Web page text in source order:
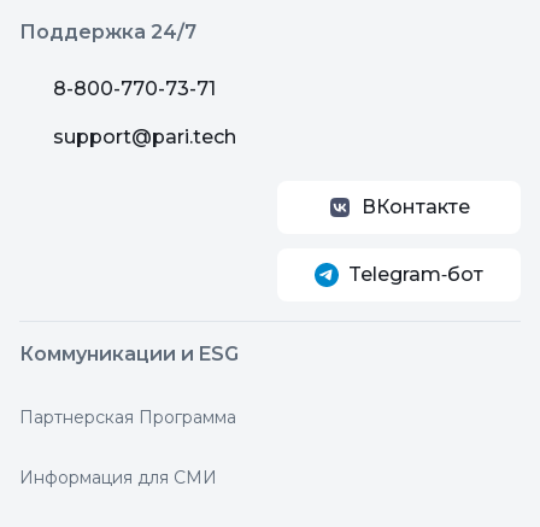
Поддержка 24/7
8-800-770-73-71
support@pari.tech
ВКонтакте
Telegram‑бот
Коммуникации и ESG
Партнерская Программа
Информация для СМИ